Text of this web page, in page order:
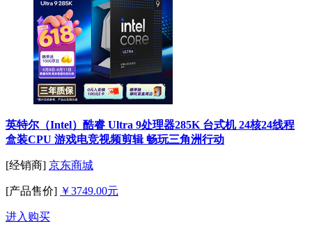
英特尔（Intel）酷睿 Ultra 9处理器285K 台式机 24核24线程
盒装CPU 游戏电竞视频剪辑 畅玩三角洲行动
[经销商] 京东商城
[产品售价] ￥3749.00元
进入购买